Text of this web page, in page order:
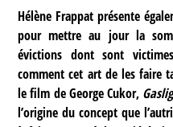
Hélène Frappat présente
pour mettre au jour la
évictions dont sont
comment cet art de les faire
le film de George Cukor,
l’origine du concept que